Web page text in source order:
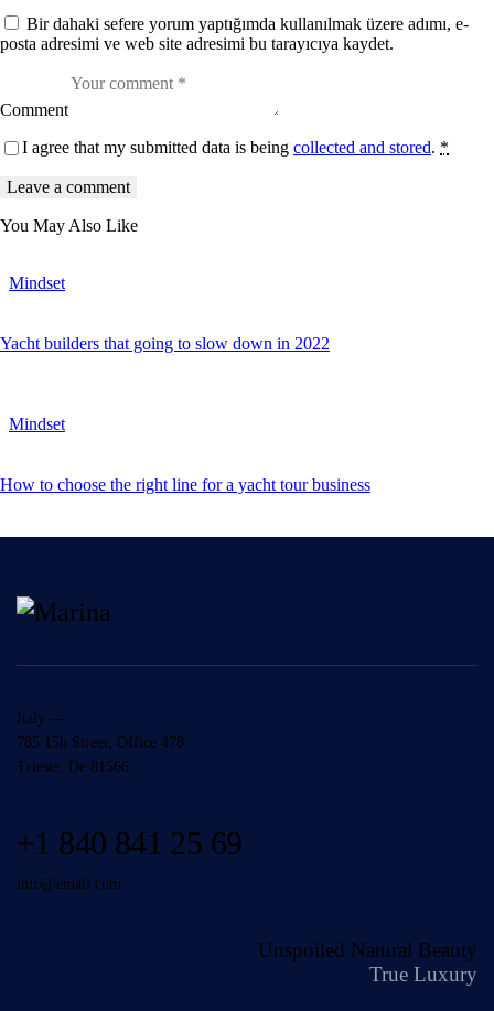
d
o
e
B
y
e
i
i
Bir dahaki sefere yorum yaptığımda kullanılmak üzere adımı, e-
posta adresimi ve web site adresimi bu tarayıcıya kaydet.
Comment
I agree that my submitted data is being collected and stored. *
You May Also Like
Mindset
Yacht builders that going to slow down in 2022
Mindset
How to choose the right line for a yacht tour business
Italy —
785 15h Street, Office 478
Trieste, De 81566
+1 840 841 25 69
info@email.com
Unspoiled Natural Beauty
True Luxury